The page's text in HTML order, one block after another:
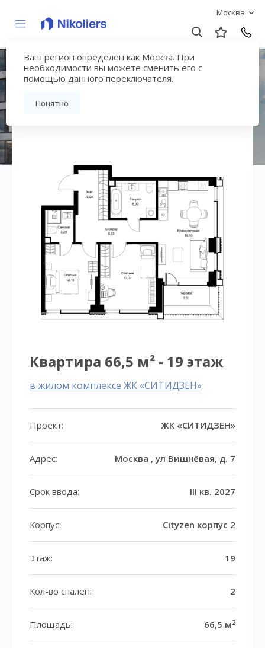
Москва
Ваш регион определен как Москва. При
необходимости вы можете сменить его с
помощью данного переключателя.
Понятно
ЖК «СИТИДЗЕН»
Вернуться на страницу жилого комплекса
Квартира 66,5 м² - 19 этаж
в жилом комплексе ЖК «СИТИДЗЕН»
Проект: ЖК «СИТИДЗЕН»
Адрес: Москва , ул Вишнёвая, д. 7
Срок ввода: III кв. 2027
Корпус: Cityzen корпус 2
Этаж: 19
Кол-во спален: 2
Площадь: 66,5 м2